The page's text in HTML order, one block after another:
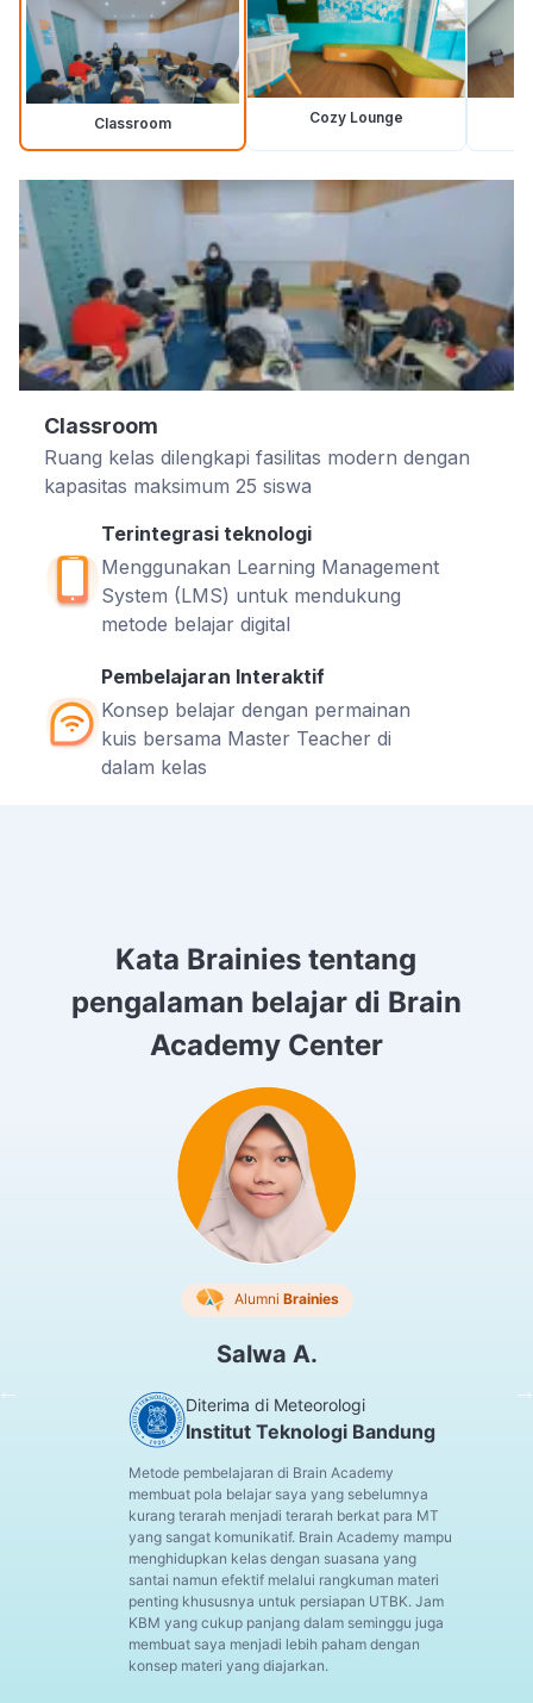
Classroom Cozy Lounge
Classroom
Ruang kelas dilengkapi fasilitas modern dengan
kapasitas maksimum 25 siswa
Terintegrasi teknologi
Menggunakan Learning Management
System (LMS) untuk mendukung
metode belajar digital
Pembelajaran Interaktif
Konsep belajar dengan permainan
kuis bersama Master Teacher di
dalam kelas
Kata Brainies tentang
pengalaman belajar di Brain
Academy Center
Alumni Brainies
Salwa A.
Diterima di Meteorologi
Institut Teknologi Bandung
Metode pembelajaran di Brain Academy
membuat pola belajar saya yang sebelumnya
kurang terarah menjadi terarah berkat para MT
yang sangat komunikatif. Brain Academy mampu
menghidupkan kelas dengan suasana yang
santai namun efektif melalui rangkuman materi
penting khususnya untuk persiapan UTBK. Jam
KBM yang cukup panjang dalam seminggu juga
membuat saya menjadi lebih paham dengan
konsep materi yang diajarkan.